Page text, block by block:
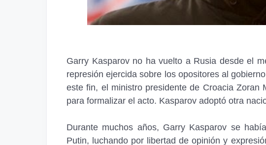
Garry Kasparov no ha vuelto a Rusia desde el
represión ejercida sobre los opositores al
este fin, el ministro presidente de Croacia Zoran
para formalizar el acto. Kasparov adoptó otra
Durante muchos años, Garry Kasparov se
Putin, luchando por libertad de opinión y